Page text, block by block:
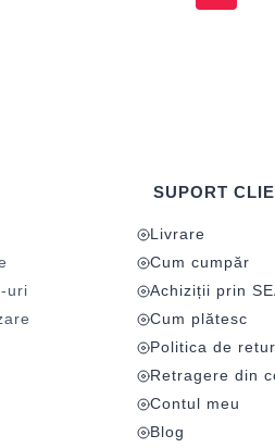
uri
SUPORT
Livrare
Cum cumpăr
Achiziții prin
Cum plătesc
Politica de retur
Retragere din
Contul meu
Blog